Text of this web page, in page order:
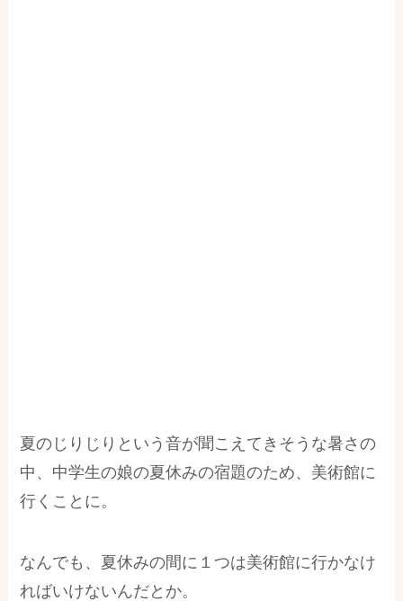
夏のじりじりという音が聞こえてきそうな暑さの
中、中学生の娘の夏休みの宿題のため、美術館に
行くことに。
なんでも、夏休みの間に１つは美術館に行かなけ
ればいけないんだとか。